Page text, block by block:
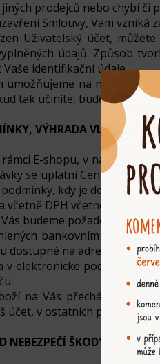
prodejců nebo chybí či
Smlouvy, Vám vzniká
Uživatelský účet,
údajů. Způsob
identifikační údaje.
umožňujeme na nákup
tak učiníte, bude Vám
VÝHRADA
rámci E-shopu, v návrhu
se uplatní Cena
kdy je doprava
včetně DPH včetně
budeme požadovat po
bankovním
dostupné na adrese:
v elektronické podobě po
na Vás přechází až
účet, v ostatních případech
NEBEZPEČÍ ŠKODY NA VĚCI